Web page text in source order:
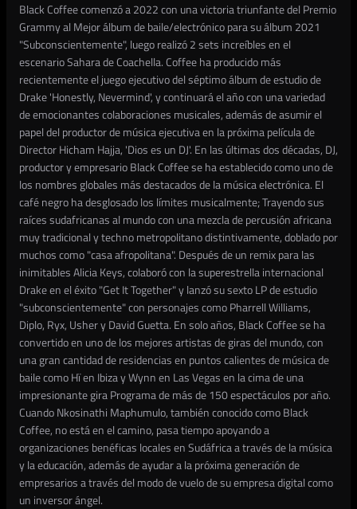
Black Coffee comenzó a 2022 con una victoria triunfante del Premio
Grammy al Mejor álbum de baile/electrónico para su álbum 2021
"Subconscientemente", luego realizó 2 sets increíbles en el
escenario Sahara de Coachella. Coffee ha producido más
recientemente el juego ejecutivo del séptimo álbum de estudio de
Drake 'Honestly, Nevermind', y continuará el año con una variedad
de emocionantes colaboraciones musicales, además de asumir el
papel del productor de música ejecutiva en la próxima película de
Director Hicham Hajja, 'Dios es un DJ'. En las últimas dos décadas, DJ,
productor y empresario Black Coffee se ha establecido como uno de
los nombres globales más destacados de la música electrónica. El
café negro ha desglosado los límites musicalmente; Trayendo sus
raíces sudafricanas al mundo con una mezcla de percusión africana
muy tradicional y techno metropolitano distintivamente, doblado por
muchos como "casa afropolitana". Después de un remix para las
inimitables Alicia Keys, colaboró con la superestrella internacional
Drake en el éxito "Get It Together" y lanzó su sexto LP de estudio
"subconscientemente" con personajes como Pharrell Williams,
Diplo, Ryx, Usher y David Guetta. En solo años, Black Coffee se ha
convertido en uno de los mejores artistas de giras del mundo, con
una gran cantidad de residencias en puntos calientes de música de
baile como Hï en Ibiza y Wynn en Las Vegas en la cima de una
impresionante gira Programa de más de 150 espectáculos por año.
Cuando Nkosinathi Maphumulo, también conocido como Black
Coffee, no está en el camino, pasa tiempo apoyando a
organizaciones benéficas locales en Sudáfrica a través de la música
y la educación, además de ayudar a la próxima generación de
empresarios a través del modo de vuelo de su empresa digital como
un inversor ángel.